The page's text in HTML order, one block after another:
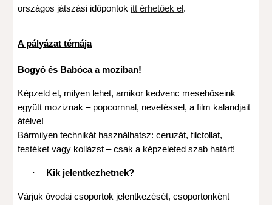
országos játszási időpontok itt érhetőek el .
A pályázat témája
Bogyó és Babóca a moziban!
Képzeld el, milyen lehet, amikor kedvenc mesehőseink
együtt moziznak – popcornnal, nevetéssel, a film kalandjait
átélve!
Bármilyen technikát használhatsz: ceruzát, filctollat,
festéket vagy kollázst – csak a képzeleted szab határt!
· Kik jelentkezhetnek?
Várjuk óvodai csoportok jelentkezését, csoportonként